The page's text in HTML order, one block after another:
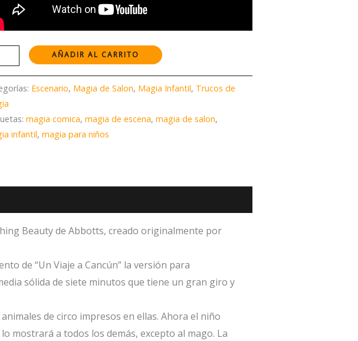
AÑADIR AL CARRITO
Escenario, Magia de Salon, Magia Infantil, Trucos de
magia comica,magia de escena,magia de salon,
infantil,magia para niños
Beauty de Abbotts, creado originalmente por
de “Un Viaje a Cancún” la versión para
sólida de siete minutos que tiene un gran giro y
de circo impresos en ellas. Ahora el niño
mostrará a todos los demás, excepto al mago. La